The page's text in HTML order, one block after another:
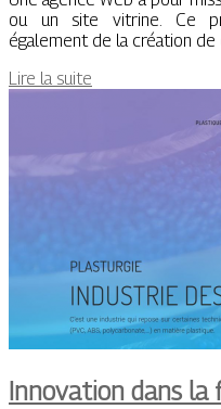
ou un site vitrine. Ce
également de la création de
Lire la suite
Innovation dans la